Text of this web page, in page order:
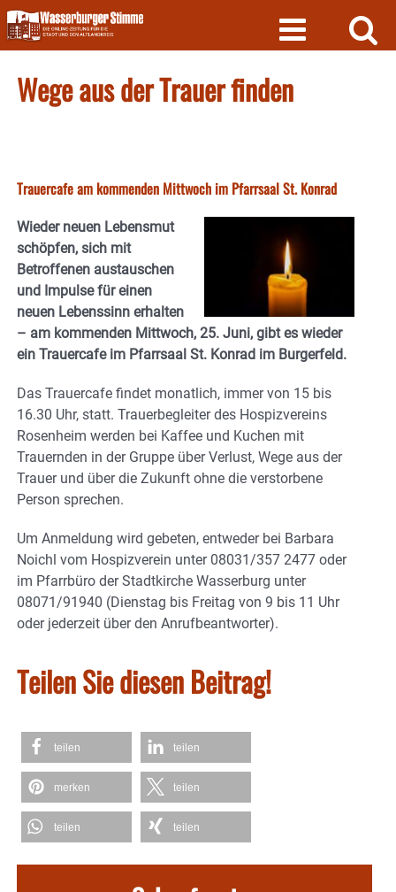
Skip
to
content
Wege aus der Trauer finden
Trauercafe am kommenden Mittwoch im Pfarrsaal St. Konrad
Wieder neuen Lebensmut
schöpfen, sich mit
Betroffenen austauschen
und Impulse für einen
neuen Lebenssinn erhalten
– am kommenden Mittwoch, 25. Juni, gibt es wieder
ein Trauercafe im Pfarrsaal St. Konrad im Burgerfeld.
Das Trauercafe findet monatlich, immer von 15 bis
16.30 Uhr, statt. Trauerbegleiter des Hospizvereins
Rosenheim werden bei Kaffee und Kuchen mit
Trauernden in der Gruppe über Verlust, Wege aus der
Trauer und über die Zukunft ohne die verstorbene
Person sprechen.
Um Anmeldung wird gebeten, entweder bei Barbara
Noichl vom Hospizverein unter 08031/357 2477 oder
im Pfarrbüro der Stadtkirche Wasserburg unter
08071/91940 (Dienstag bis Freitag von 9 bis 11 Uhr
oder jederzeit über den Anrufbeantworter).
Teilen Sie diesen Beitrag!
teilen teilen
merken teilen
teilen teilen